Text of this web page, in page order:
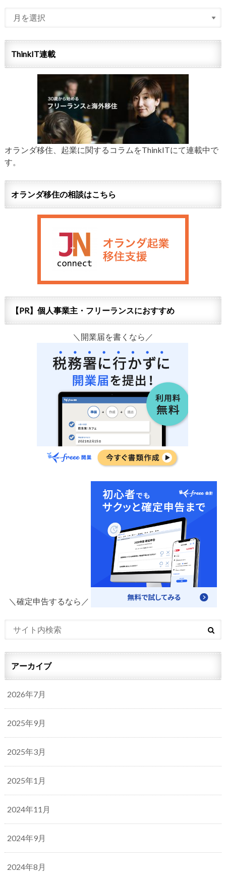
ThinkIT連載
オランダ移住、起業に関するコラムをThinkITにて連載中で
す。
オランダ移住の相談はこちら
【PR】個人事業主・フリーランスにおすすめ
＼開業届を書くなら／
＼確定申告するなら／
アーカイブ
2026年7月
2025年9月
2025年3月
2025年1月
2024年11月
2024年9月
2024年8月